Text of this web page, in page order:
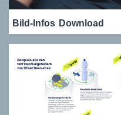
Bild-Infos Download